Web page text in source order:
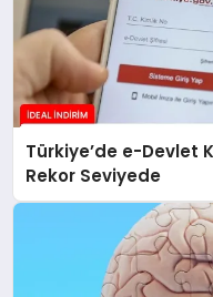
Türkiye’de e-Devlet
Rekor Seviyede